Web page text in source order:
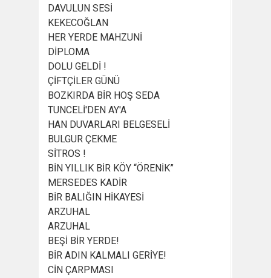
DAVULUN SESİ
KEKECOĞLAN
HER YERDE MAHZUNİ
DİPLOMA
DOLU GELDİ !
ÇİFTÇİLER GÜNÜ
BOZKIRDA BİR HOŞ SEDA
TUNCELİ'DEN AY'A
HAN DUVARLARI BELGESELİ
BULGUR ÇEKME
SİTROS !
BİN YILLIK BİR KÖY “ÖRENİK”
MERSEDES KADİR
BİR BALIĞIN HİKAYESİ
ARZUHAL
ARZUHAL
BEŞİ BİR YERDE!
BİR ADIN KALMALI GERİYE!
CİN ÇARPMASI